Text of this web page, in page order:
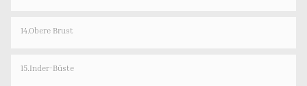
14.Obere Brust
15.Inder-Büste